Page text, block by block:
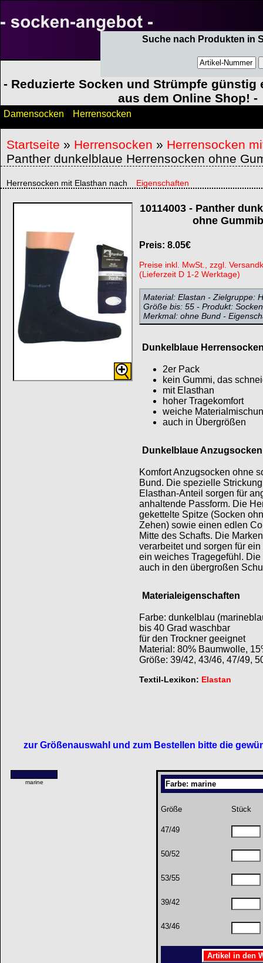
Suche nach Produkten in
- Reduzierte Socken und Strümpfe günstig
aus dem Online Shop! -
Damensocken Herrensocken
Startseite » Herrensocken » Herrensocken
Panther dunkelblaue Herrensocken ohne
Herrensocken mit Elasthan nach Eigenschaften
10114003 - Panther
ohne
Preis: 8.05€
Preise inkl. MwSt., zzgl.
(Lieferzeit D 1-2 Werktage)
Material: Elastan - Zielgruppe:
Größe bis: 55 - Produkt:
Merkmal: ohne Bund -
Dunkelblaue
2er Pack
kein Gummi, das
mit Elasthan
hoher Tragekomfort
weiche
auch in Übergrößen
Dunkelblaue
Komfort Anzugsocken ohne
Bund. Die spezielle
Elasthan-Anteil sorgen für
anhaltende Passform. Die
gekettelte Spitze (Socken
Zehen) sowie einen edlen
Mitte des Schafts. Die
verarbeitet und sorgen für
ein weiches Tragegefühl.
auch in den übergroßen
Materialeigenschaften
Farbe: dunkelblau
bis 40 Grad waschbar
für den Trockner geeignet
Material: 80% Baumwolle,
Größe: 39/42, 43/46, 47/49,
Textil-Lexikon: Elastan
zur Größenauswahl und zum Bestellen bitte die
marine Farbe: marine
Größe Stück
47/49
50/52
53/55
39/42
43/46